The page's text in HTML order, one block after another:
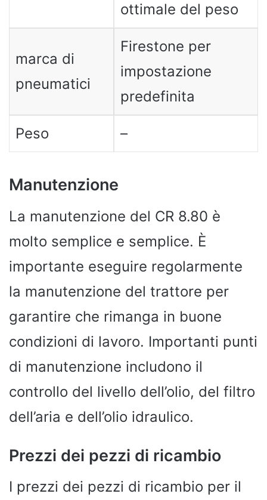
ottimale del peso
marca di
pneumatici
Firestone per
impostazione
predefinita
Peso –
Manutenzione
La manutenzione del CR 8.80 è
molto semplice e semplice. È
importante eseguire regolarmente
la manutenzione del trattore per
garantire che rimanga in buone
condizioni di lavoro. Importanti punti
di manutenzione includono il
controllo del livello dell’olio, del filtro
dell’aria e dell’olio idraulico.
Prezzi dei pezzi di ricambio
I prezzi dei pezzi di ricambio per il